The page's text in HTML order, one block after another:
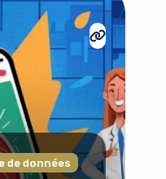
de données